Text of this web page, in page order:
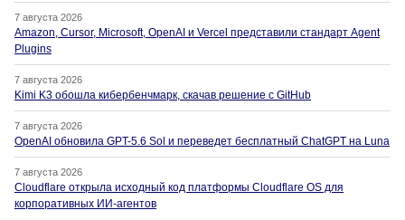
7 августа 2026
Amazon, Cursor, Microsoft, OpenAI и Vercel представили стандарт Agent
Plugins
7 августа 2026
Kimi K3 обошла кибербенчмарк, скачав решение с GitHub
7 августа 2026
OpenAI обновила GPT-5.6 Sol и переведет бесплатный ChatGPT на Luna
7 августа 2026
Cloudflare открыла исходный код платформы Cloudflare OS для
корпоративных ИИ-агентов